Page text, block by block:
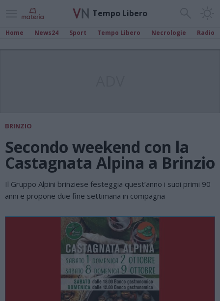
Tempo Libero
Home News24 Sport Tempo Libero Necrologie Radio
BRINZIO
Secondo weekend con la
Castagnata Alpina a Brinzio
Il Gruppo Alpini brinziese festeggia quest’anno i suoi primi 90
anni e propone due fine settimana in compagna